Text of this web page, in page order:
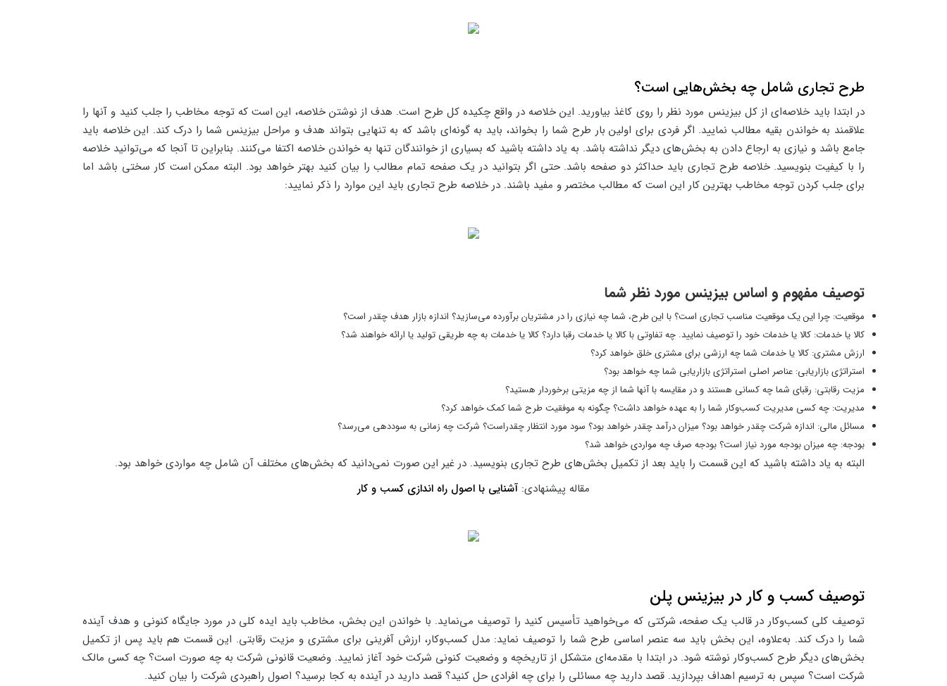
طرح تجاری شامل چه بخش‌هایی است؟
در ابتدا باید خلاصه‌ای از کل بیزینس مورد نظر را روی کاغذ بیاورید. این خلاصه در واقع چکیده کل طرح است. هدف از نوشتن خلاصه، این است که توجه مخاطب را جلب کنید و آنها را
علاقمند به خواندن بقیه مطالب نمایید. اگر فردی برای اولین بار طرح شما را بخواند، باید به گونه‌ای باشد که به تنهایی بتواند هدف و مراحل بیزینس شما را درک کند. این خلاصه باید
جامع باشد و نیازی به ارجاع دادن به بخش‌های دیگر نداشته باشد. به یاد داشته باشید که بسیاری از خوانندگان تنها به خواندن خلاصه اکتفا می‌کنند. بنابراین تا آنجا که می‌توانید خلاصه
را با کیفیت بنویسید. خلاصه طرح تجاری باید حداکثر دو صفحه باشد. حتی اگر بتوانید در یک صفحه تمام مطالب را بیان کنید بهتر خواهد بود. البته ممکن است کار سختی باشد اما
برای جلب کردن توجه مخاطب بهترین کار این است که مطالب مختصر و مفید باشند. در خلاصه طرح تجاری باید این موارد را ذکر نمایید:
توصیف مفهوم و اساس بیزینس مورد نظر شما
موقعیت: چرا این یک موقعیت مناسب تجاری است؟ با این طرح، شما چه نیازی را در مشتریان برآورده می‌سازید؟ اندازه بازار هدف چقدر است؟
کالا یا خدمات: کالا یا خدمات خود را توصیف نمایید. چه تفاوتی با کالا یا خدمات رقبا دارد؟ کالا یا خدمات به چه طریقی تولید یا ارائه خواهند شد؟
ارزش مشتری: کالا یا خدمات شما چه ارزشی برای مشتری خلق خواهد کرد؟
استراتژی بازاریابی: عناصر اصلی استراتژی بازاریابی شما چه خواهد بود؟
مزیت رقابتی: رقبای شما چه کسانی هستند و در مقایسه با آنها شما از چه مزیتی برخوردار هستید؟
مدیریت: چه کسی مدیریت کسب‌وکار شما را به عهده خواهد داشت؟ چگونه به موفقیت طرح شما کمک خواهد کرد؟
مسائل مالی: اندازه شرکت چقدر خواهد بود؟ میزان درآمد چقدر خواهد بود؟ سود مورد انتظار چقدراست؟ شرکت چه زمانی به سوددهی می‌رسد؟
بودجه: چه میزان بودجه مورد نیاز است؟ بودجه صرف چه مواردی خواهد شد؟
البته به یاد داشته باشید که این قسمت را باید بعد از تکمیل بخش‌های طرح تجاری بنویسید. در غیر این صورت نمی‌دانید که بخش‌های مختلف آن شامل چه مواردی خواهد بود.
مقاله پیشنهادی: آشنایی با اصول راه اندازی کسب و کار
توصیف کسب و کار در بیزینس پلن
توصیف کلی کسب‌وکار در قالب یک صفحه، شرکتی که می‌خواهید تأسیس کنید را توصیف می‌نماید. با خواندن این بخش، مخاطب باید ایده کلی در مورد جایگاه کنونی و هدف آینده
شما را درک کند. به‌علاوه، این بخش باید سه عنصر اساسی طرح شما را توصیف نماید: مدل کسب‌وکار، ارزش آفرینی برای مشتری و مزیت رقابتی. این قسمت هم باید پس از تکمیل
بخش‌های دیگر طرح کسب‌وکار نوشته شود. در ابتدا با مقدمه‌ای متشکل از تاریخچه و وضعیت کنونی شرکت خود آغاز نمایید. وضعیت قانونی شرکت به چه صورت است؟ چه کسی مالک
شرکت است؟ سپس به ترسیم اهداف بپردازید. قصد دارید چه مسائلی را برای چه افرادی حل کنید؟ قصد دارید در آینده به کجا برسید؟ اصول راهبردی شرکت را بیان کنید.